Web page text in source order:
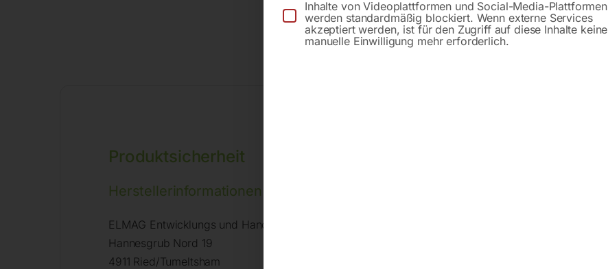
Produktsicherheit
Herstellerinformationen
ELMAG Entwicklungs und Handels GmbH
Hannesgrub Nord 19
4911 Ried/Tumeltsham
Inhalte von Videoplattformen und Social-Media-Plattformen
werden standardmäßig blockiert. Wenn externe Services
akzeptiert werden, ist für den Zugriff auf diese Inhalte keine
manuelle Einwilligung mehr erforderlich.